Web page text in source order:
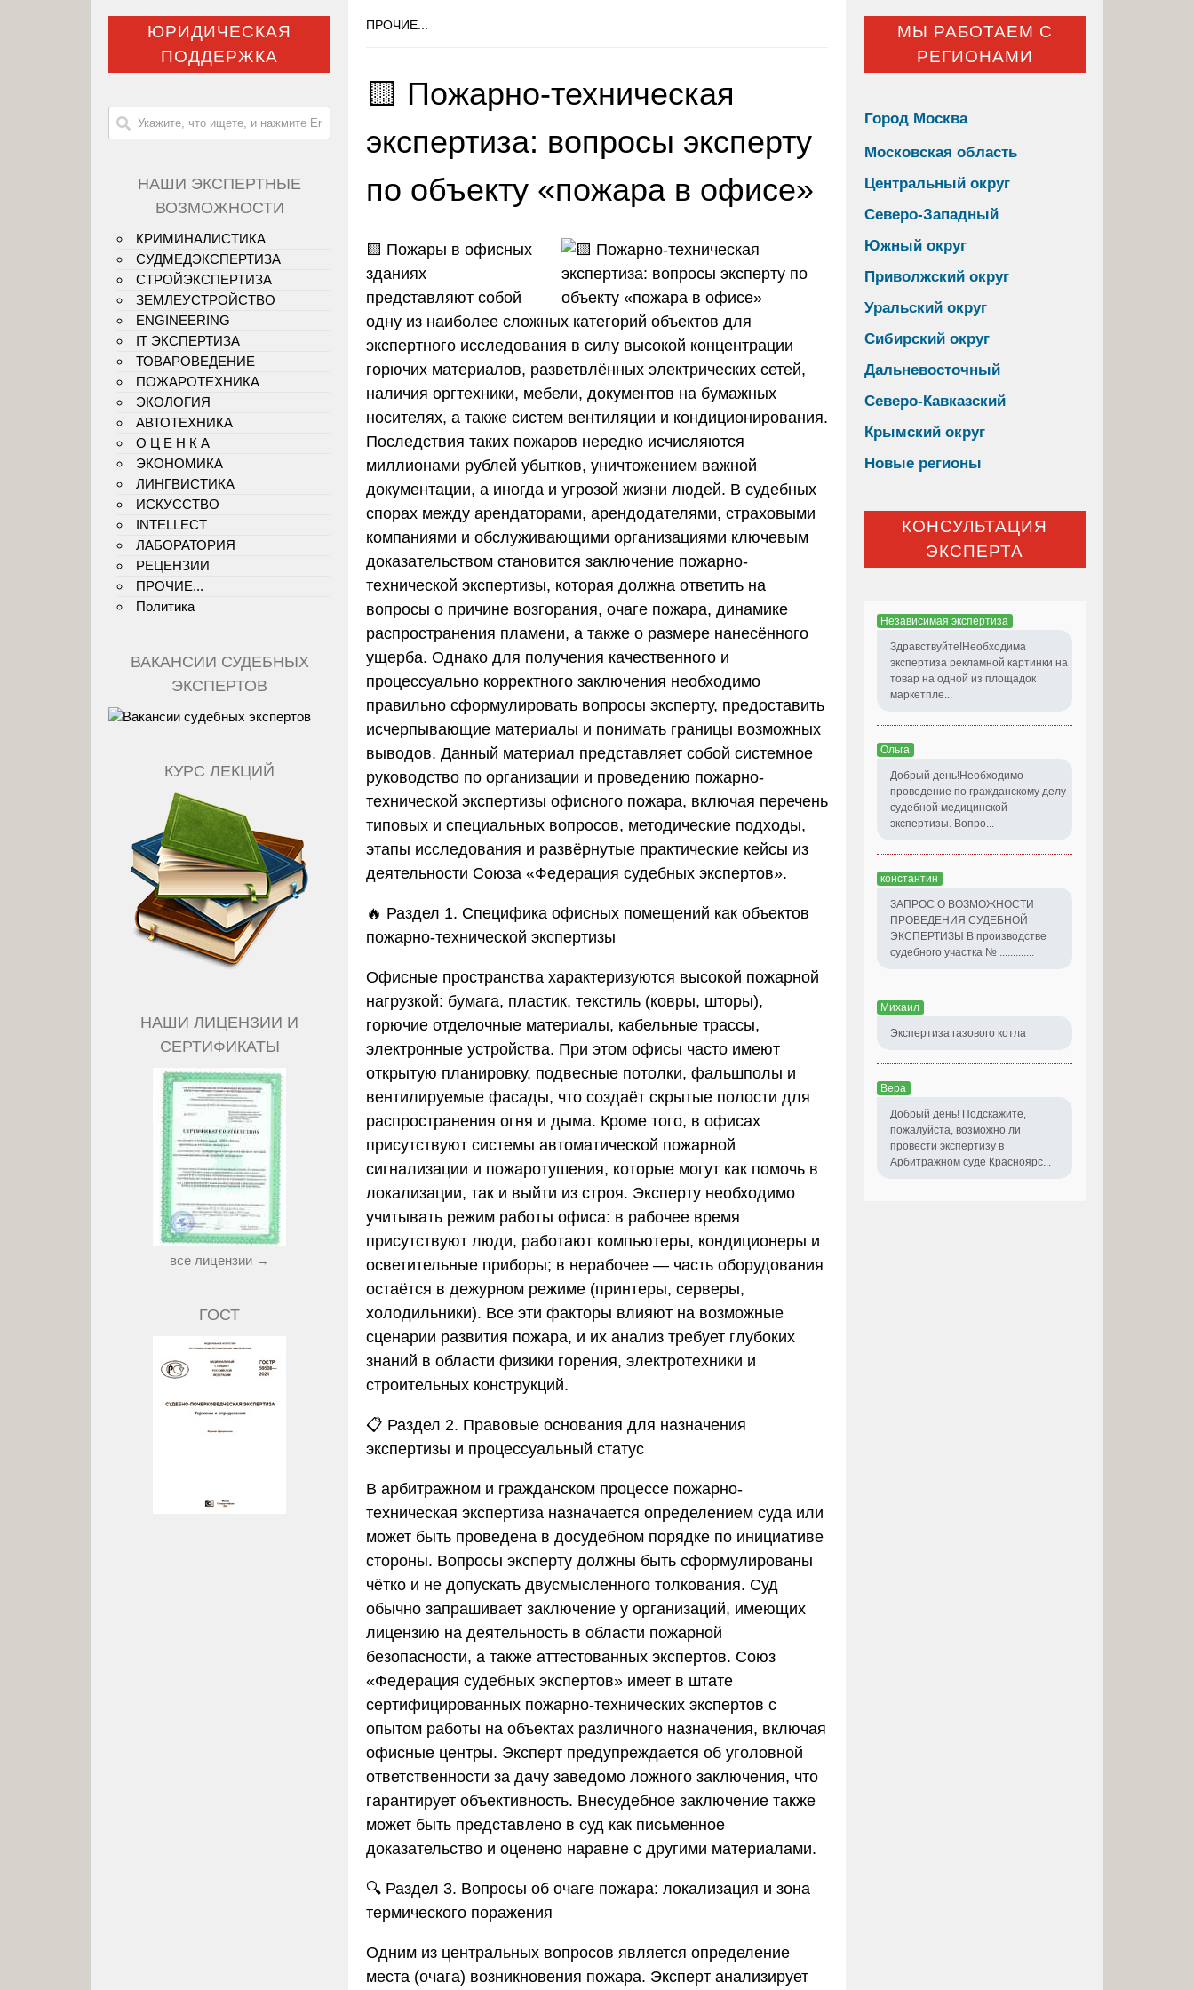
ПРОЧИЕ...
🟨 Пожарно-техническая
экспертиза: вопросы эксперту
по объекту «пожара в офисе»
🟨 Пожары в офисных
зданиях
представляют собой
одну из наиболее сложных категорий объектов для
экспертного исследования в силу высокой концентрации
горючих материалов, разветвлённых электрических сетей,
наличия оргтехники, мебели, документов на бумажных
носителях, а также систем вентиляции и кондиционирования.
Последствия таких пожаров нередко исчисляются
миллионами рублей убытков, уничтожением важной
документации, а иногда и угрозой жизни людей. В судебных
спорах между арендаторами, арендодателями, страховыми
компаниями и обслуживающими организациями ключевым
доказательством становится заключение пожарно-
технической экспертизы, которая должна ответить на
вопросы о причине возгорания, очаге пожара, динамике
распространения пламени, а также о размере нанесённого
ущерба. Однако для получения качественного и
процессуально корректного заключения необходимо
правильно сформулировать вопросы эксперту, предоставить
исчерпывающие материалы и понимать границы возможных
выводов. Данный материал представляет собой системное
руководство по организации и проведению пожарно-
технической экспертизы офисного пожара, включая перечень
типовых и специальных вопросов, методические подходы,
этапы исследования и развёрнутые практические кейсы из
деятельности Союза «Федерация судебных экспертов».
🔥 Раздел 1. Специфика офисных помещений как объектов
пожарно-технической экспертизы
Офисные пространства характеризуются высокой пожарной
нагрузкой: бумага, пластик, текстиль (ковры, шторы),
горючие отделочные материалы, кабельные трассы,
электронные устройства. При этом офисы часто имеют
открытую планировку, подвесные потолки, фальшполы и
вентилируемые фасады, что создаёт скрытые полости для
распространения огня и дыма. Кроме того, в офисах
присутствуют системы автоматической пожарной
сигнализации и пожаротушения, которые могут как помочь в
локализации, так и выйти из строя. Эксперту необходимо
учитывать режим работы офиса: в рабочее время
присутствуют люди, работают компьютеры, кондиционеры и
осветительные приборы; в нерабочее — часть оборудования
остаётся в дежурном режиме (принтеры, серверы,
холодильники). Все эти факторы влияют на возможные
сценарии развития пожара, и их анализ требует глубоких
знаний в области физики горения, электротехники и
строительных конструкций.
📋 Раздел 2. Правовые основания для назначения
экспертизы и процессуальный статус
В арбитражном и гражданском процессе пожарно-
техническая экспертиза назначается определением суда или
может быть проведена в досудебном порядке по инициативе
стороны. Вопросы эксперту должны быть сформулированы
чётко и не допускать двусмысленного толкования. Суд
обычно запрашивает заключение у организаций, имеющих
лицензию на деятельность в области пожарной
безопасности, а также аттестованных экспертов. Союз
«Федерация судебных экспертов» имеет в штате
сертифицированных пожарно-технических экспертов с
опытом работы на объектах различного назначения, включая
офисные центры. Эксперт предупреждается об уголовной
ответственности за дачу заведомо ложного заключения, что
гарантирует объективность. Внесудебное заключение также
может быть представлено в суд как письменное
доказательство и оценено наравне с другими материалами.
🔍 Раздел 3. Вопросы об очаге пожара: локализация и зона
термического поражения
Одним из центральных вопросов является определение
места (очага) возникновения пожара. Эксперт анализирует
ЮРИДИЧЕСКАЯ
ПОДДЕРЖКА
НАШИ ЭКСПЕРТНЫЕ
ВОЗМОЖНОСТИ
КРИМИНАЛИСТИКА
СУДМЕДЭКСПЕРТИЗА
СТРОЙЭКСПЕРТИЗА
ЗЕМЛЕУСТРОЙСТВО
ENGINEERING
IT ЭКСПЕРТИЗА
ТОВАРОВЕДЕНИЕ
ПОЖАРОТЕХНИКА
ЭКОЛОГИЯ
АВТОТЕХНИКА
О Ц Е Н К А
ЭКОНОМИКА
ЛИНГВИСТИКА
ИСКУССТВО
INTELLECT
ЛАБОРАТОРИЯ
РЕЦЕНЗИИ
ПРОЧИЕ...
Политика
ВАКАНСИИ СУДЕБНЫХ
ЭКСПЕРТОВ
КУРС ЛЕКЦИЙ
НАШИ ЛИЦЕНЗИИ И
СЕРТИФИКАТЫ
все лицензии →
ГОСТ
МЫ РАБОТАЕМ С
РЕГИОНАМИ
Город Москва
Московская область
Центральный округ
Северо-Западный
Южный округ
Приволжский округ
Уральский округ
Сибирский округ
Дальневосточный
Северо-Кавказский
Крымский округ
Новые регионы
КОНСУЛЬТАЦИЯ
ЭКСПЕРТА
Независимая экспертиза
Здравствуйте!Необходима
экспертиза рекламной картинки на
товар на одной из площадок
маркетпле...
Ольга
Добрый день!Необходимо
проведение по гражданскому делу
судебной медицинской
экспертизы. Вопро...
константин
ЗАПРОС О ВОЗМОЖНОСТИ
ПРОВЕДЕНИЯ СУДЕБНОЙ
ЭКСПЕРТИЗЫ В производстве
судебного участка № .............
Михаил
Экспертиза газового котла
Вера
Добрый день! Подскажите,
пожалуйста, возможно ли
провести экспертизу в
Арбитражном суде Красноярс...